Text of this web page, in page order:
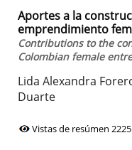
Aportes a la
emprendimiento
Contributions to the
Colombian female
Lida Alexandra
Duarte
Vistas de resúmen